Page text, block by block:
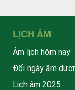
LỊCH ÂM
Âm lịch hôm nay
Đổi ngày âm
Lịch âm 2025